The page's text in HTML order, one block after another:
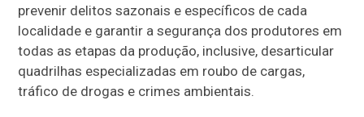
prevenir delitos sazonais e específicos de cada
localidade e garantir a segurança dos produtores em
todas as etapas da produção, inclusive, desarticular
quadrilhas especializadas em roubo de cargas,
tráfico de drogas e crimes ambientais.